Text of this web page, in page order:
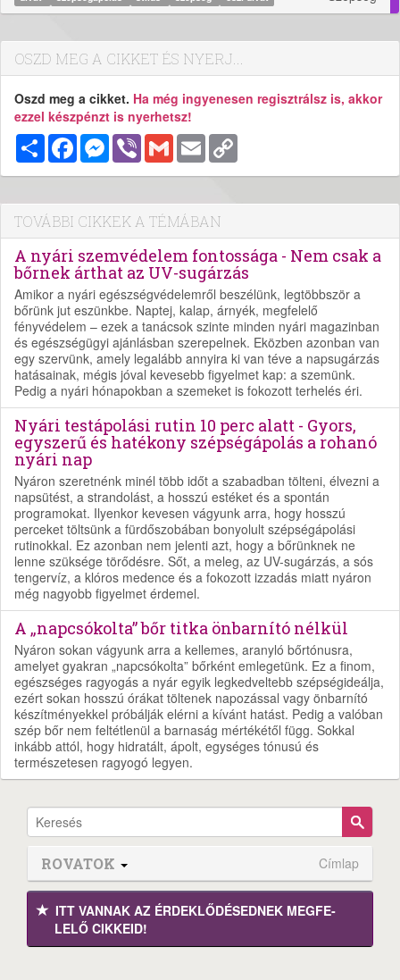
OSZD MEG A CIKKET ÉS NYERJ...
Oszd meg a cikket. Ha még ingyenesen regisztrálsz is, akkor
ezzel készpénzt is nyerhetsz!
MegosztásFacebookMessenger
Viber Gmail Email
TOVÁBBI CIKKEK A TÉMÁBAN
A nyári szemvédelem fontossága - Nem csak a
bőrnek árthat az UV-sugárzás
Amikor a nyári egészségvédelemről beszélünk, legtöbbször a
bőrünk jut eszünkbe. Naptej, kalap, árnyék, megfelelő
fényvédelem – ezek a tanácsok szinte minden nyári magazinban
és egészségügyi ajánlásban szerepelnek. Eközben azonban van
egy szervünk, amely legalább annyira ki van téve a napsugárzás
hatásainak, mégis jóval kevesebb figyelmet kap: a szemünk.
Pedig a nyári hónapokban a szemeket is fokozott terhelés éri.
Nyári testápolási rutin 10 perc alatt - Gyors,
egyszerű és hatékony szépségápolás a rohanó
nyári nap
Nyáron szeretnénk minél több időt a szabadban tölteni, élvezni a
napsütést, a strandolást, a hosszú estéket és a spontán
programokat. Ilyenkor kevesen vágyunk arra, hogy hosszú
perceket töltsünk a fürdőszobában bonyolult szépségápolási
rutinokkal. Ez azonban nem jelenti azt, hogy a bőrünknek ne
lenne szüksége törődésre. Sőt, a meleg, az UV-sugárzás, a sós
tengervíz, a klóros medence és a fokozott izzadás miatt nyáron
még nagyobb figyelmet érdemel.
A „napcsókolta” bőr titka önbarnító nélkül
Nyáron sokan vágyunk arra a kellemes, aranyló bőrtónusra,
amelyet gyakran „napcsókolta” bőrként emlegetünk. Ez a finom,
egészséges ragyogás a nyár egyik legkedveltebb szépségideálja,
ezért sokan hosszú órákat töltenek napozással vagy önbarnító
készítményekkel próbálják elérni a kívánt hatást. Pedig a valóban
szép bőr nem feltétlenül a barnaság mértékétől függ. Sokkal
inkább attól, hogy hidratált, ápolt, egységes tónusú és
természetesen ragyogó legyen.
ROVATOK Címlap
ITT VANNAK AZ ÉRDEK­LŐDÉ­SEDNEK MEGFE­
LELŐ CIKKEID!